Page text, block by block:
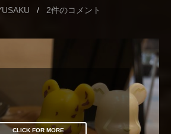
/ 2件のコメント
CLICK FOR MORE